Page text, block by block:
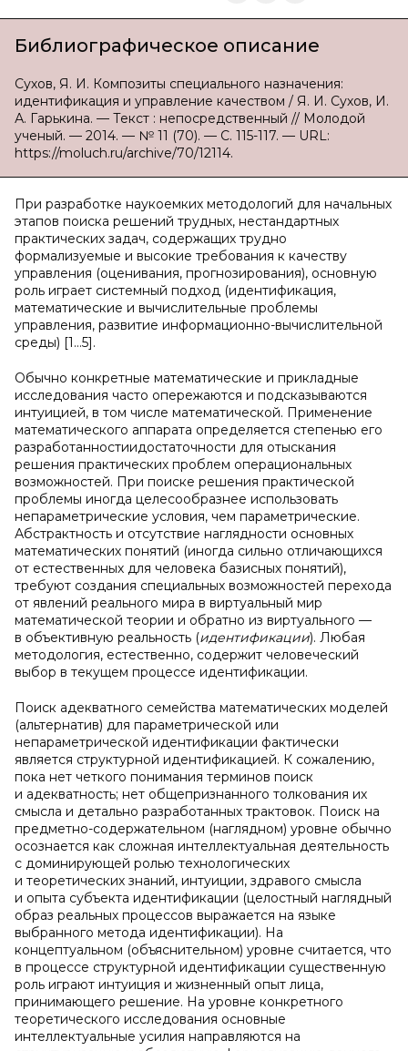
Библиографическое описание
Сухов, Я. И. Композиты специального назначения:
идентификация и управление качеством / Я. И. Сухов, И.
А. Гарькина. — Текст : непосредственный // Молодой
ученый. — 2014. — № 11 (70). — С. 115-117. — URL:
https://moluch.ru/archive/70/12114.
При разработке наукоемких методологий для начальных
этапов поиска решений трудных, нестандартных
практических задач, содержащих трудно
формализуемые и высокие требования к качеству
управления (оценивания, прогнозирования), основную
роль играет системный подход (идентификация,
математические и вычислительные проблемы
управления, развитие информационно-вычислительной
среды) [1…5].
Обычно конкретные математические и прикладные
исследования часто опережаются и подсказываются
интуицией, в том числе математической. Применение
математического аппарата определяется степенью его
разработанностиидостаточности для отыскания
решения практических проблем операциональных
возможностей. При поиске решения практической
проблемы иногда целесообразнее использовать
непараметрические условия, чем параметрические.
Абстрактность и отсутствие наглядности основных
математических понятий (иногда сильно отличающихся
от естественных для человека базисных понятий),
требуют создания специальных возможностей перехода
от явлений реального мира в виртуальный мир
математической теории и обратно из виртуального —
в объективную реальность (идентификации). Любая
методология, естественно, содержит человеческий
выбор в текущем процессе идентификации.
Поиск адекватного семейства математических моделей
(альтернатив) для параметрической или
непараметрической идентификации фактически
является структурной идентификацией. К сожалению,
пока нет четкого понимания терминов поиск
и адекватность; нет общепризнанного толкования их
смысла и детально разработанных трактовок. Поиск на
предметно-содержательном (наглядном) уровне обычно
осознается как сложная интеллектуальная деятельность
с доминирующей ролью технологических
и теоретических знаний, интуиции, здравого смысла
и опыта субъекта идентификации (целостный наглядный
образ реальных процессов выражается на языке
выбранного метода идентификации). На
концептуальном (объяснительном) уровне считается, что
в процессе структурной идентификации существенную
роль играют интуиция и жизненный опыт лица,
принимающего решение. На уровне конкретного
теоретического исследования основные
интеллектуальные усилия направляются на